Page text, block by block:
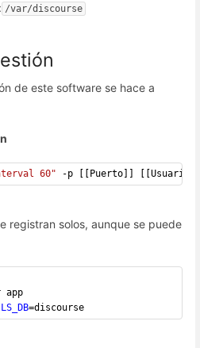
: /var/discourse
de este software se hace a
60" -p [[Puerto]]
registran solos, aunque se puede
app
=discourse